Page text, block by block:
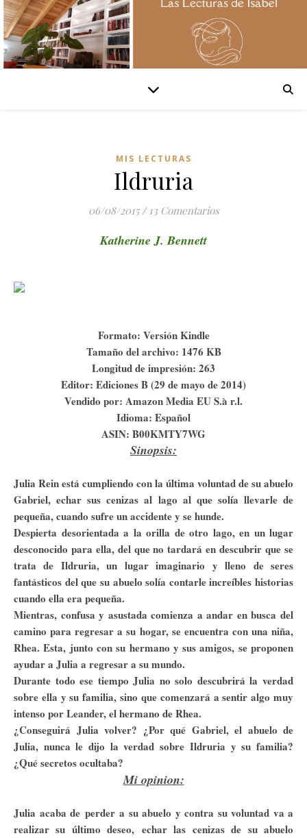
MIS LECTURAS
Ildruria
06/08/2015 / 13 Comentarios
Katherine J. Bennett
Formato: Versión Kindle
Tamaño del archivo: 1476 KB
Longitud de impresión: 263
Editor: Ediciones B (29 de mayo de 2014)
Vendido por: Amazon Media EU S.à r.l.
Idioma: Español
ASIN: B00KMTY7WG
Sinopsis:
Julia Rein está cumpliendo con la última voluntad de su abuelo
Gabriel, echar sus cenizas al lago al que solía llevarle de
pequeña, cuando sufre un accidente y se hunde.
Despierta desorientada a la orilla de otro lago, en un lugar
desconocido para ella, del que no tardará en descubrir que se
trata de Ildruria, un lugar imaginario y lleno de seres
fantásticos del que su abuelo solía contarle increíbles historias
cuando ella era pequeña.
Mientras, confusa y asustada comienza a andar en busca del
camino para regresar a su hogar, se encuentra con una niña,
Rhea. Esta, junto con su hermano y sus amigos, se proponen
ayudar a Julia a regresar a su mundo.
Durante todo ese tiempo Julia no solo descubrirá la verdad
sobre ella y su familia, sino que comenzará a sentir algo muy
intenso por Leander, el hermano de Rhea.
¿Conseguirá Julia volver? ¿Por qué Gabriel, el abuelo de
Julia, nunca le dijo la verdad sobre Ildruria y su familia?
¿Qué secretos ocultaba?
Mi opinion:
Julia acaba de perder a su abuelo y contra su voluntad va a
realizar su último deseo, echar las cenizas de su abuelo